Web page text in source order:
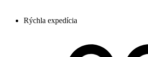
Rýchla expedícia